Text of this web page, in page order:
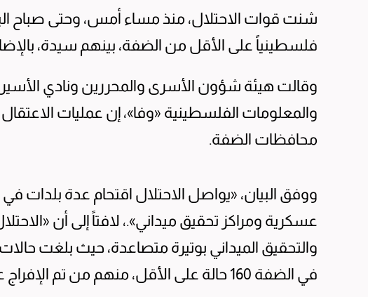
فلسطينياً على الأقل من الضفة، بينهم سيدة،
وقالت هيئة شؤون الأسرى والمحررين ونادي الأسير،
والمعلومات الفلسطينية «وفا»، إن عمليات
محافظات الضفة.
ووفق البيان، «يواصل الاحتلال اقتحام عدة بلدات
عسكرية ومراكز تحقيق ميداني».، لافتاً إلى أن
والتحقيق الميداني بوتيرة متصاعدة، حيث بلغت
في الضفة 160 حالة على الأقل، منهم من تم الإفراج عنهم لاحقاً».